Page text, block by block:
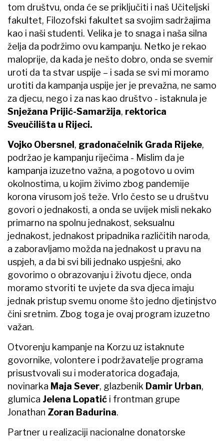
tom društvu, onda će se priključiti i naš Učiteljski
fakultet, Filozofski fakultet sa svojim sadržajima
kao i naši studenti. Velika je to snaga i naša silna
želja da podržimo ovu kampanju. Netko je rekao
maloprije, da kada je nešto dobro, onda se svemir
uroti da ta stvar uspije – i sada se svi mi moramo
urotiti da kampanja uspije jer je prevažna, ne samo
za djecu, nego i za nas kao društvo - istaknula je
Snježana Prijić-Samaržija, rektorica
Sveučilišta u Rijeci.
Vojko Obersnel , gradonačelnik Grada Rijeke,
podržao je kampanju riječima - Mislim da je
kampanja izuzetno važna, a pogotovo u ovim
okolnostima, u kojim živimo zbog pandemije
korona virusom još teže. Vrlo često se u društvu
govori o jednakosti, a onda se uvijek misli nekako
primarno na spolnu jednakost, seksualnu
jednakost, jednakost pripadnika različitih naroda,
a zaboravljamo možda na jednakost u pravu na
uspjeh, a da bi svi bili jednako uspješni, ako
govorimo o obrazovanju i životu djece, onda
moramo stvoriti te uvjete da sva djeca imaju
jednak pristup svemu onome što jedno djetinjstvo
čini sretnim. Zbog toga je ovaj program izuzetno
važan.
Otvorenju kampanje na Korzu uz istaknute
govornike, volontere i podržavatelje programa
prisustvovali su i moderatorica događaja,
novinarka Maja Sever, glazbenik Damir Urban,
glumica Jelena Lopatić i frontman grupe
Jonathan Zoran Badurina.
Partner u realizaciji nacionalne donatorske